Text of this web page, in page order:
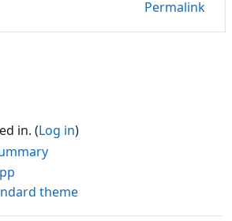
Permalink
in. (Log in)
theme